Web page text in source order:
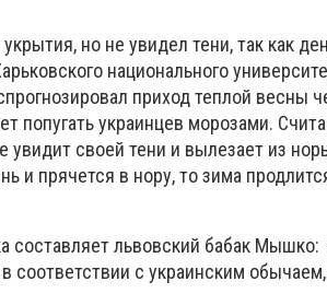
но не увидел тени, так как
национального
приход теплой весны
попугать украинцев морозами.
увидит своей тени и вылезает из
и прячется в нору, то зима
составляет львовский бабак Мышко:
соответствии с украинским